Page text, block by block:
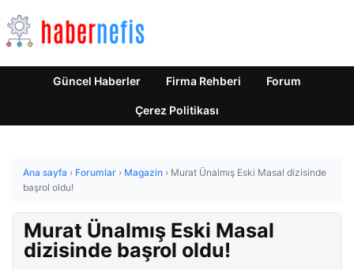
Güncel Haberler Firma Rehberi Forum
Çerez Politikası
Ana sayfa › Forumlar › Magazin › Murat Ünalmış Eski Masal dizisinde
başrol oldu!
Murat Ünalmış Eski Masal
dizisinde başrol oldu!